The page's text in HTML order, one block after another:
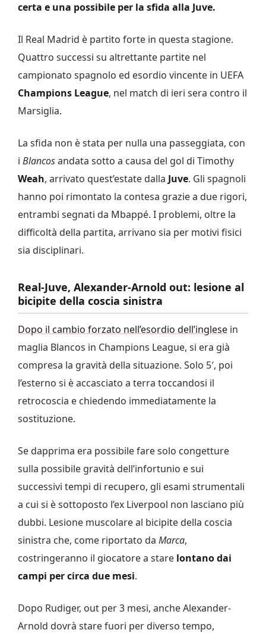
certa e una possibile per la sfida alla Juve.
Il Real Madrid è partito forte in questa stagione.
Quattro successi su altrettante partite nel
campionato spagnolo ed esordio vincente in UEFA
Champions League, nel match di ieri sera contro il
Marsiglia.
La sfida non è stata per nulla una passeggiata, con
i Blancosandata sotto a causa del gol di Timothy
Weah, arrivato quest’estate dalla Juve. Gli spagnoli
hanno poi rimontato la contesa grazie a due rigori,
entrambi segnati da Mbappé. I problemi, oltre la
difficoltà della partita, arrivano sia per motivi fisici
sia disciplinari.
Real-Juve, Alexander-Arnold out: lesione al
bicipite della coscia sinistra
Dopo il cambio forzato nell’esordio dell’inglese in
maglia Blancos in Champions League, si era già
compresa la gravità della situazione. Solo 5′, poi
l’esterno si è accasciato a terra toccandosi il
retrocoscia e chiedendo immediatamente la
sostituzione.
Se dapprima era possibile fare solo congetture
sulla possibile gravità dell’infortunio e sui
successivi tempi di recupero, gli esami strumentali
a cui si è sottoposto l’ex Liverpool non lasciano più
dubbi. Lesione muscolare al bicipite della coscia
sinistra che, come riportato da Marca,
costringeranno il giocatore a stare lontano dai
campi per circa due mesi.
Dopo Rudiger, out per 3 mesi, anche Alexander-
Arnold dovrà stare fuori per diverso tempo,